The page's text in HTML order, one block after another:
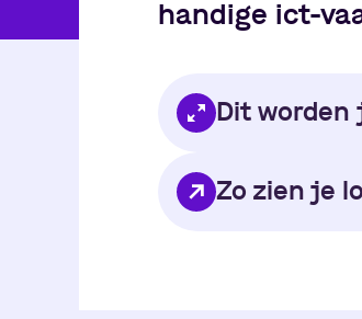
handige ict-
Dit worden
Zo zien je